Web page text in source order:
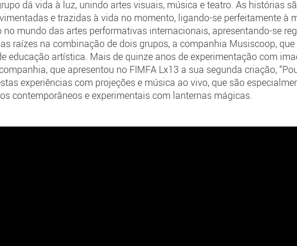
dá vida à luz, unindo artes visuais, música e teatro. As histórias
e trazidas à vida no momento, ligando-se perfeitamente à
mundo das artes performativas internacionais, apresentando-se
raízes na combinação de dois grupos, a companhia Musiscoop,
educação artística. Mais de quinze anos de experimentação com
que apresentou no FIMFA Lx13 a sua segunda criação,
experiências com projeções e música ao vivo, que são
contemporâneos e experimentais com lanternas mágicas.